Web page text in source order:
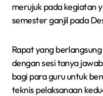
merujuk pada kegiatan
semester ganjil pada
Rapat yang
dengan sesi tanya
bagi para guru untuk
teknis pelaksanaan